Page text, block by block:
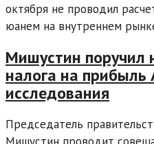
октября не проводил
юанем на внутреннем
Мишустин поручил
налога на
исследования
Председатель